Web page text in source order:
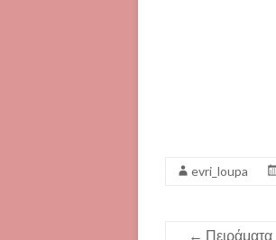
evri_loupa
← Πειράματα